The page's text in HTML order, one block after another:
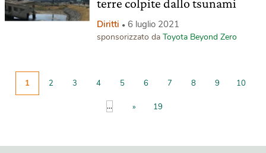
terre colpite dallo tsunami
Diritti 6 luglio 2021
sponsorizzato da Toyota Beyond Zero
1 2 3 4 5 6 7 8 9 10
... » 19